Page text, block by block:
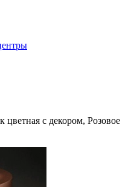
с декором, Розовое